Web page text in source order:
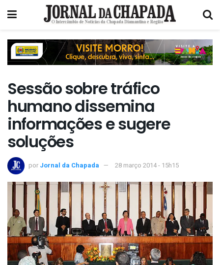
Sessão sobre tráfico
humano dissemina
informações e sugere
soluções
por Jornal da Chapada 28 março 2014 - 15h15